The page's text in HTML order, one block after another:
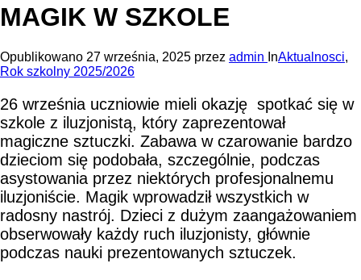
MAGIK W SZKOLE
Opublikowano 27 września, 2025 przez admin InAktualnosci,
Rok szkolny 2025/2026
26 września uczniowie mieli okazję spotkać się w
szkole z iluzjonistą, który zaprezentował
magiczne sztuczki. Zabawa w czarowanie bardzo
dzieciom się podobała, szczególnie, podczas
asystowania przez niektórych profesjonalnemu
iluzjoniście. Magik wprowadził wszystkich w
radosny nastrój. Dzieci z dużym zaangażowaniem
obserwowały każdy ruch iluzjonisty, głównie
podczas nauki prezentowanych sztuczek.